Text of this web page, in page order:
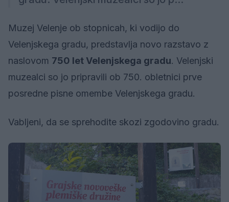
Muzej Velenje ob stopnicah, ki vodijo do
Velenjskega gradu, predstavlja novo razstavo z
naslovom 750 let Velenjskega gradu. Velenjski
muzealci so jo pripravili ob 750. obletnici prve
posredne pisne omembe Velenjskega gradu.
Vabljeni, da se sprehodite skozi zgodovino gradu.